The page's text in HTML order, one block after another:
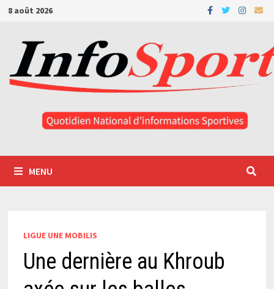
Passer
contenu
8 août 2026
MENU
LIGUE UNE MOBILIS
Une dernière au Khroub